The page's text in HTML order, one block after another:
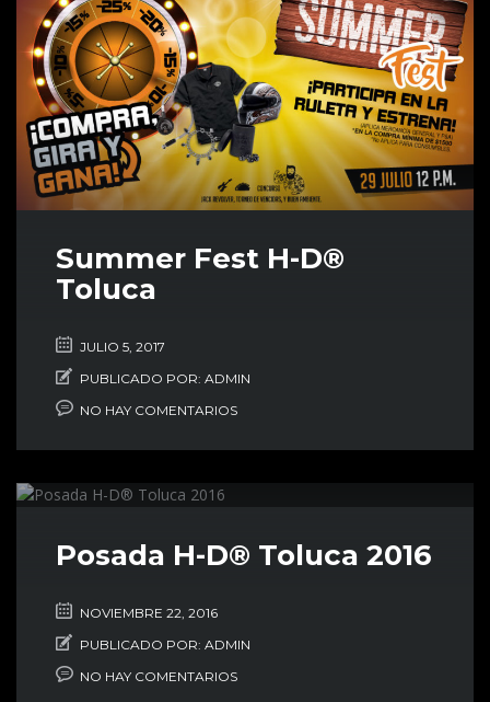
Summer Fest H-D®
Toluca
JULIO 5, 2017
PUBLICADO POR: ADMIN
NO HAY COMENTARIOS
Posada H-D® Toluca 2016
NOVIEMBRE 22, 2016
PUBLICADO POR: ADMIN
NO HAY COMENTARIOS